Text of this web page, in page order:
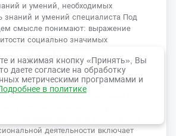
и умений, необходимых
знаний и умений специалиста Под
смысле понимают: выражение
социально значимых
общества и результаты этой
качественного развития
способностей, чувств, норм
человека достижения в
Профессиональная культура
деятельности включает
и нажимая кнопку «Принять», Вы
даете согласие на обработку
метрическими программами и
в политике